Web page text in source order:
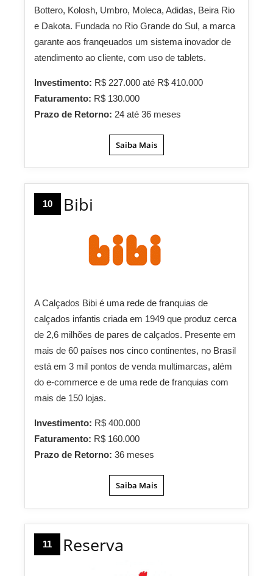
Bottero, Kolosh, Umbro, Moleca, Adidas, Beira Rio
e Dakota. Fundada no Rio Grande do Sul, a marca
garante aos franqeuados um sistema inovador de
atendimento ao cliente, com uso de tablets.
Investimento: R$ 227.000 até R$ 410.000
Faturamento: R$ 130.000
Prazo de Retorno: 24 até 36 meses
Saiba Mais
10 Bibi
A Calçados Bibi é uma rede de franquias de
calçados infantis criada em 1949 que produz cerca
de 2,6 milhões de pares de calçados. Presente em
mais de 60 países nos cinco continentes, no Brasil
está em 3 mil pontos de venda multimarcas, além
do e-commerce e de uma rede de franquias com
mais de 150 lojas.
Investimento: R$ 400.000
Faturamento: R$ 160.000
Prazo de Retorno: 36 meses
Saiba Mais
11 Reserva